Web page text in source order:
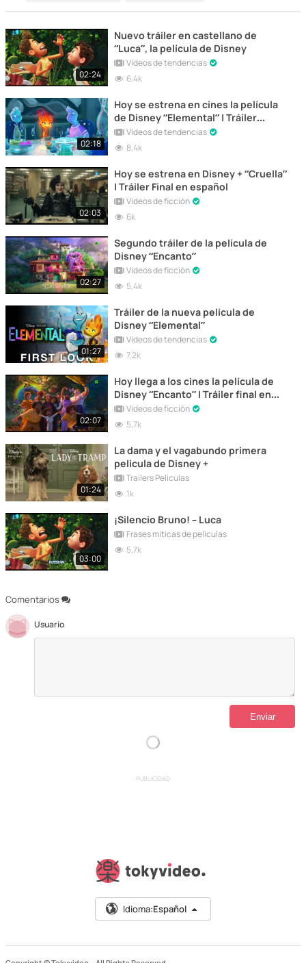
Comentarios
Usuario
02:24
Nuevo tráiler en castellano de
“Luca”, la película de Disney
Vídeos de tendencias
6,4k
02:18
Hoy se estrena en cines la película
de Disney “Elemental” | Tráiler
Oficial
Vídeos de tendencias
8,4k
02:03
Hoy se estrena en Disney + “Cruella”
| Tráiler Final en español
Vídeos de ficción
6k
02:27
Segundo tráiler de la película de
Disney “Encanto”
Vídeos de ficción
5,4k
01:27
Tráiler de la nueva película de
Disney “Elemental”
Vídeos de tendencias
7,2k
02:07
Hoy llega a los cines la película de
Disney “Encanto” | Tráiler final en
español
Vídeos de ficción
5,7k
01:24
La dama y el vagabundo primera
película de Disney +
Trailers Peliculas
1k
03:00
¡Silencio Bruno! – Luca
Frases míticas de películas
5,7k
PUBLICIDAD
Idioma:Español